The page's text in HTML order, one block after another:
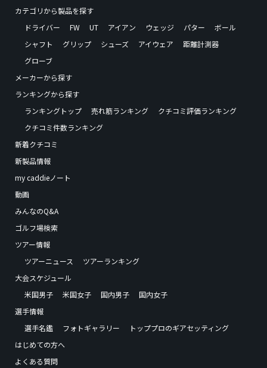
カテゴリから製品を探す
ドライバー
FW UT アイアン ウェッジ パター
ボール
シャフト
グリップ シューズ アイウェア
距離計測器
グローブ
メーカーから探す
ランキングから探す
ランキングトップ
売れ筋ランキング
クチコミ評価ランキング
クチコミ件数ランキング
新着クチコミ
新製品情報
my caddieノート
動画
みんなのQ&A
ゴルフ場検索
ツアー情報
ツアーニュース
ツアーランキング
大会スケジュール
米国男子
米国女子 国内男子
国内女子
選手情報
選手名鑑
フォトギャラリー
トッププロのギアセッティング
はじめての方へ
よくある質問